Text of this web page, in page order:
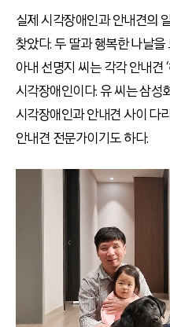
실제 시각장애인과 안내견의
찾았다. 두 딸과 행복한 나날
아내 선명지 씨는 각각 안내견
시각장애인이다. 유 씨는 삼성
시각장애인과 안내견 사이 다
안내견 전문가이기도 하다.